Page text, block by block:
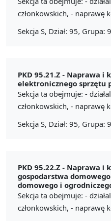
członkowskich, - naprawę
Sekcja S, Dział: 95, Grupa:
PKD 95.21.Z - Naprawa i
elektronicznego sprzętu
Sekcja ta obejmuje: -
członkowskich, - naprawę
Sekcja S, Dział: 95, Grupa:
PKD 95.22.Z - Naprawa i
gospodarstwa
domowego i
Sekcja ta obejmuje: -
członkowskich, - naprawę